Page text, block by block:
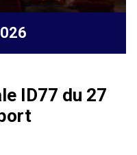
ID77 du 27